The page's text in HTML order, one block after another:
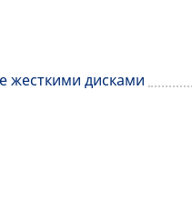
жесткими дисками